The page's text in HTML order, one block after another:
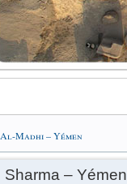
Al-Madhi – Yémen
Sharma – Yémen